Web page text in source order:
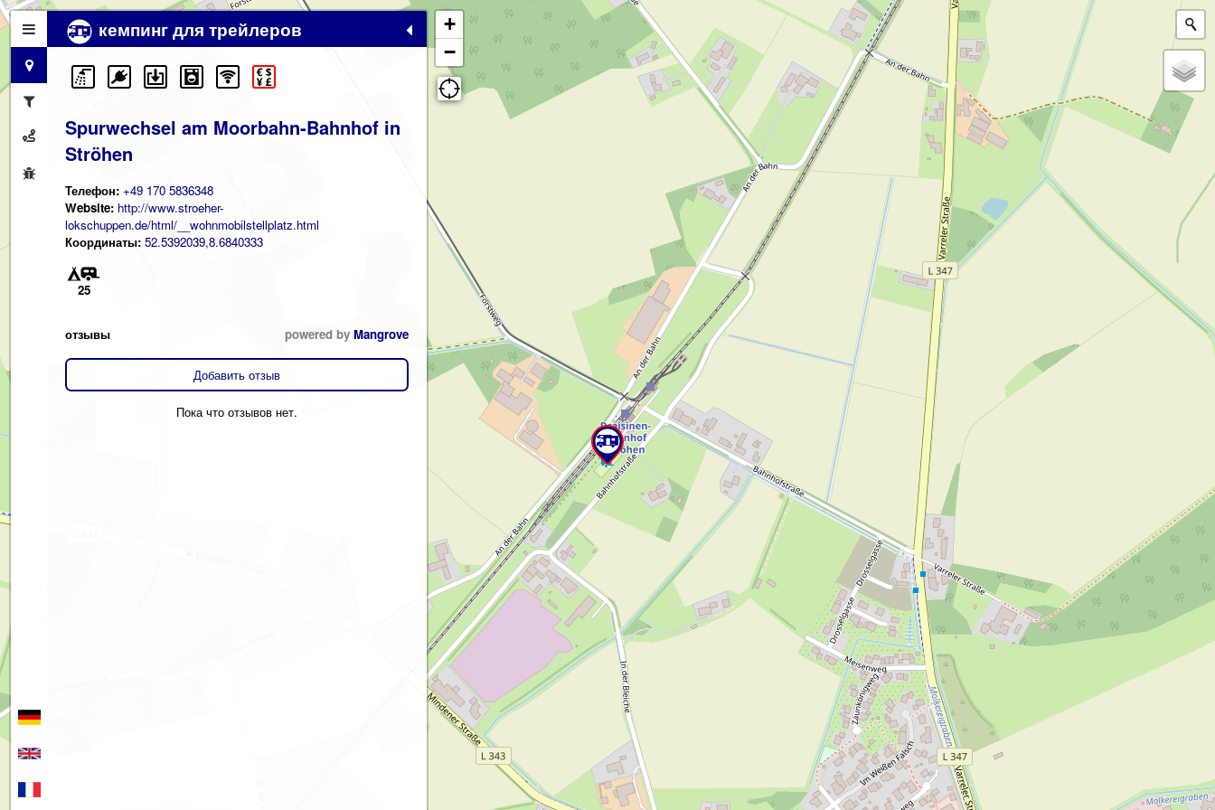
кемпинг для трейлеров
Spurwechsel am Moorbahn-Bahnhof in
Ströhen
Телефон: +49 170 5836348
Website: http://www.stroeher-
lokschuppen.de/html/__wohnmobilstellplatz.html
Координаты: 52.5392039,8.6840333
25
отзывы powered by Mangrove
Добавить отзыв
Пока что отзывов нет.
+
−